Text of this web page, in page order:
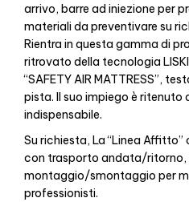
arrivo, barre ad iniezione per
materiali da preventivare su
Rientra in questa gamma di
ritrovato della tecnologia
“SAFETY AIR MATTRESS”,
pista. Il suo impiego è ritenuto
indispensabile.
Su richiesta, La “Linea
con trasporto andata/ritorno,
montaggio/smontaggio per
professionisti.